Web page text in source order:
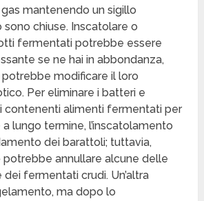
mantenendo un sigillo
chiuse. Inscatolare o
fermentati potrebbe essere
se ne hai in abbondanza,
modificare il loro
Per eliminare i batteri e
contenenti alimenti fermentati per
lungo termine, l’inscatolamento
dei barattoli; tuttavia,
annullare alcune delle
fermentati crudi. Un’altra
ma dopo lo